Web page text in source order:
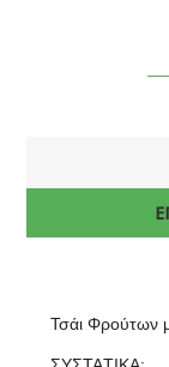
Τσάι Φρούτων